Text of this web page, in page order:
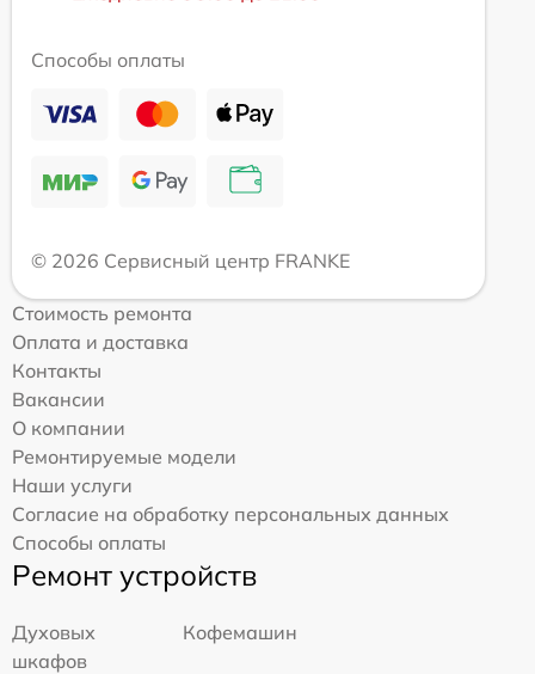
Способы оплаты
© 2026 Сервисный центр FRANKE
Стоимость ремонта
Оплата и доставка
Контакты
Вакансии
О компании
Ремонтируемые модели
Наши услуги
Согласие на обработку персональных данных
Способы оплаты
Ремонт устройств
Духовых
шкафов
Кофемашин